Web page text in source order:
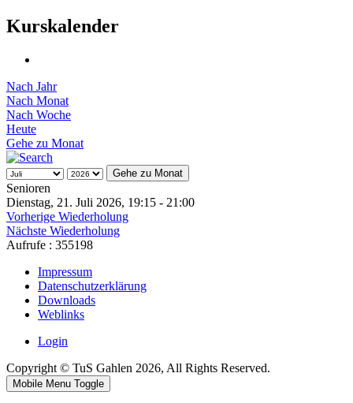
Kurskalender
Nach Jahr
Nach Monat
Nach Woche
Heute
Gehe zu Monat
Gehe zu Monat
Senioren
Dienstag, 21. Juli 2026, 19:15 - 21:00
Vorherige Wiederholung
Nächste Wiederholung
Aufrufe : 355198
Impressum
Datenschutzerklärung
Downloads
Weblinks
Login
Copyright © TuS Gahlen 2026, All Rights Reserved.
Mobile Menu Toggle